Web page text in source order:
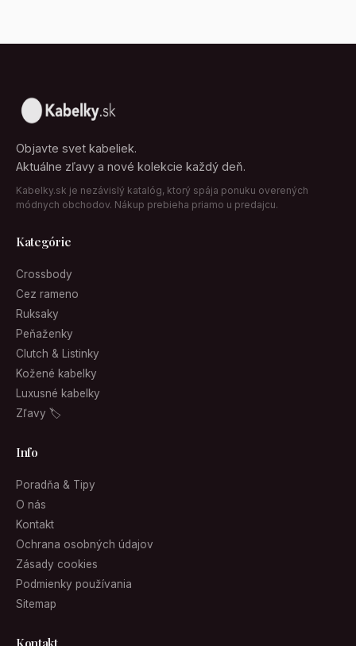
Objavte svet kabeliek.
Aktuálne zľavy a nové kolekcie každý deň.
Kabelky.sk je nezávislý katalóg, ktorý spája ponuku overených
módnych obchodov. Nákup prebieha priamo u predajcu.
Kategórie
Crossbody
Cez rameno
Ruksaky
Peňaženky
Clutch & Listinky
Kožené kabelky
Luxusné kabelky
Zľavy 🏷
Info
Poradňa & Tipy
O nás
Kontakt
Ochrana osobných údajov
Zásady cookies
Podmienky používania
Sitemap